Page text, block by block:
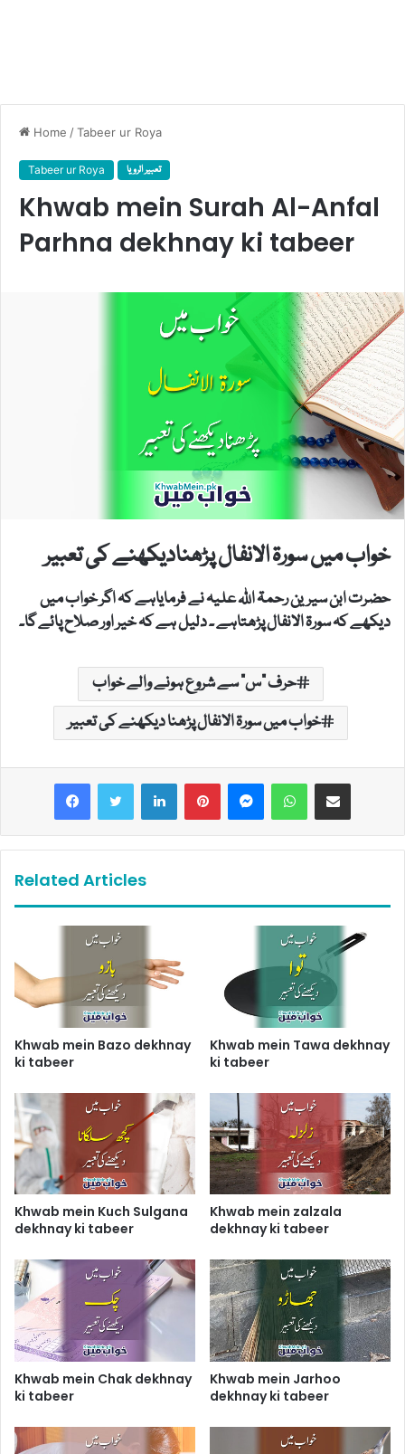
Home /Tabeer ur Roya
Tabeer ur Roya تعبیر الرویا
Khwab mein Surah Al-Anfal
Parhna dekhnay ki tabeer
خواب میں سورۃ الانفال پڑھنادیکھنے کی تعبیر
حضرت ابن سیرین رحمۃ اللہ علیہ نے فرمایاہے کہ اگر خواب میں
دیکھے کہ سورۃ الانفال پڑھتاہے ۔ دلیل ہے کہ خیر اور صلاح پائے گا۔
حرف "س" سے شروع ہونے والے خواب
خواب میں سورۃ الانفال پڑھنا دیکھنے کی تعبیر
LinkedInPinterestMessengerWhatsAppShare via Email
Related Articles
Khwab mein Bazo dekhnay
ki tabeer
Khwab mein Tawa dekhnay
ki tabeer
Khwab mein Kuch Sulgana
dekhnay ki tabeer
Khwab mein zalzala
dekhnay ki tabeer
Khwab mein Chak dekhnay
ki tabeer
Khwab mein Jarhoo
dekhnay ki tabeer